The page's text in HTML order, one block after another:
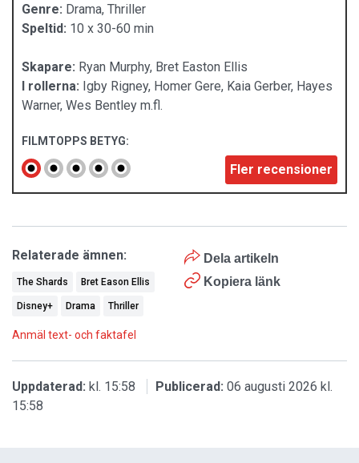
Genre: Drama, Thriller
Speltid: 10 x 30-60 min
Skapare: Ryan Murphy, Bret Easton Ellis
I rollerna: Igby Rigney, Homer Gere, Kaia Gerber, Hayes
Warner, Wes Bentley m.fl.
FILMTOPPS BETYG:
Fler recensioner
Dela artikeln
Kopiera länk
Relaterade ämnen:
The Shards Bret Eason Ellis
Disney+ Drama Thriller
Anmäl text- och faktafel
Uppdaterad: kl. 15:58 Publicerad: 06 augusti 2026 kl.
15:58